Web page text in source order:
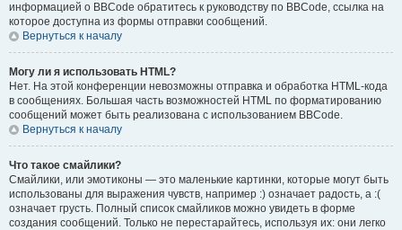
информацией о BBCode обратитесь к руководству по BBCode, ссылка на
которое доступна из формы отправки сообщений.
Вернуться к началу
Могу ли я использовать HTML?
Нет. На этой конференции невозможны отправка и обработка HTML-кода
в сообщениях. Большая часть возможностей HTML по форматированию
сообщений может быть реализована с использованием BBCode.
Вернуться к началу
Что такое смайлики?
Смайлики, или эмотиконы — это маленькие картинки, которые могут быть
использованы для выражения чувств, например :) означает радость, а :(
означает грусть. Полный список смайликов можно увидеть в форме
создания сообщений. Только не перестарайтесь, используя их: они легко